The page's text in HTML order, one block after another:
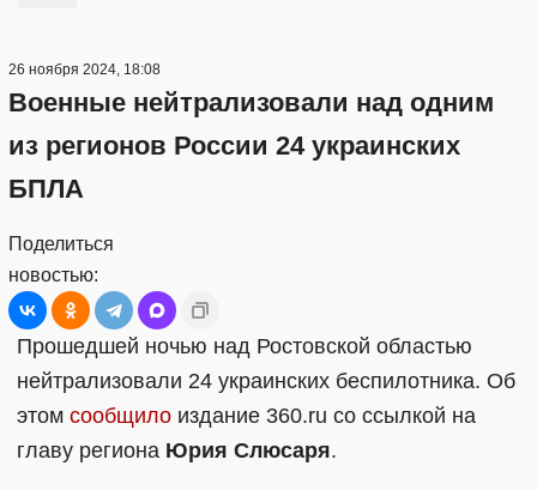
26 ноября 2024, 18:08
Военные нейтрализовали над одним
из регионов России 24 украинских
БПЛА
Поделиться
новостью:
Прошедшей ночью над Ростовской областью
нейтрализовали 24 украинских беспилотника. Об
этом сообщило издание 360.ru со ссылкой на
главу региона Юрия Слюсаря.